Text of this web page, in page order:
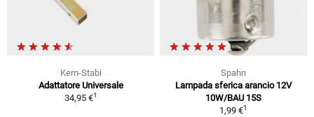
Kern-Stabi
Adattatore Universale
34,95 €1
Spahn
Lampada sferica arancio 12V
10W/BAU 15S
1,99 €1